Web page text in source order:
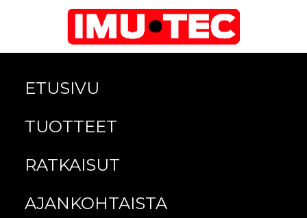
ETUSIVU
TUOTTEET
RATKAISUT
AJANKOHTAISTA